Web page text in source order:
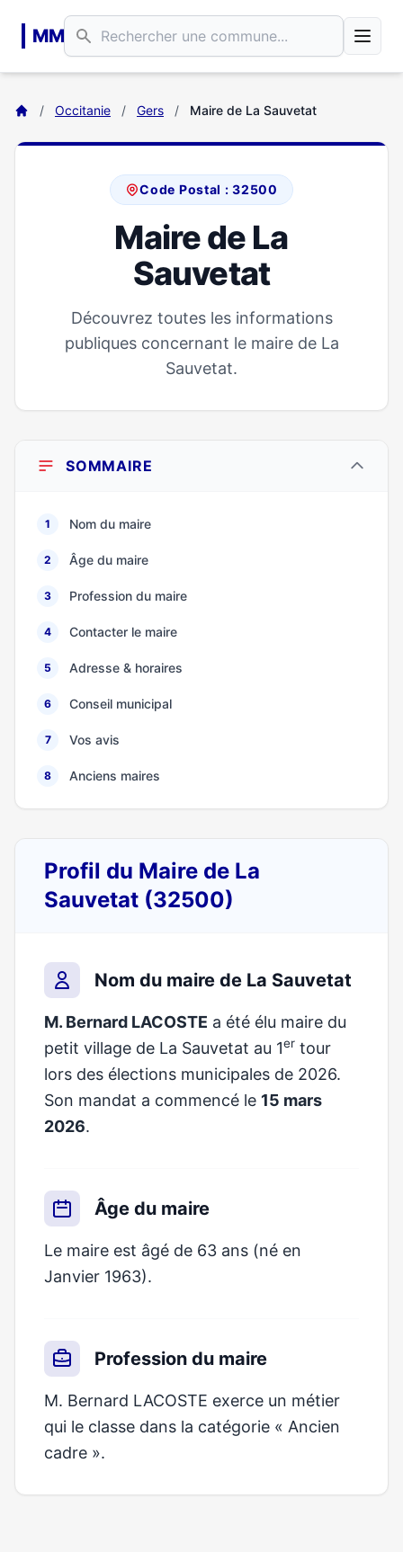
MM
/ Occitanie / Gers / Maire de La Sauvetat
Code Postal : 32500
Maire de La
Sauvetat
Découvrez toutes les informations
publiques concernant le maire de La
Sauvetat.
SOMMAIRE
1 Nom du maire
2 Âge du maire
3 Profession du maire
4 Contacter le maire
5 Adresse & horaires
6 Conseil municipal
7 Vos avis
8 Anciens maires
Profil du Maire de La
Sauvetat (32500)
Nom du maire de La Sauvetat
M. Bernard LACOSTE a été élu maire du
petit village de La Sauvetat au 1er tour
lors des élections municipales de 2026.
Son mandat a commencé le 15 mars
2026.
Âge du maire
Le maire est âgé de 63 ans (né en
Janvier 1963).
Profession du maire
M. Bernard LACOSTE exerce un métier
qui le classe dans la catégorie « Ancien
cadre ».